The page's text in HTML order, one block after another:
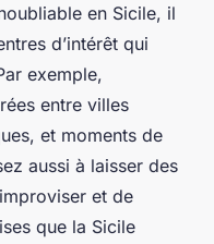
en Sicile, il
d’intérêt qui
exemple,
entre villes
et moments de
aussi à laisser des
et de
que la Sicile